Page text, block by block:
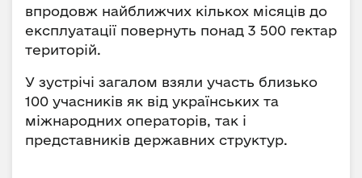
впродовж найближчих кількох місяців до
експлуатації повернуть понад 3 500 гектар
територій.
У зустрічі загалом взяли участь близько
100 учасників як від українських та
міжнародних операторів, так і
представників державних структур.